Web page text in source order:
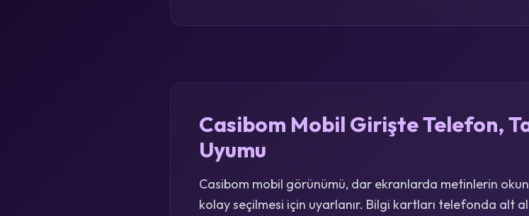
Casibom Mobil Girişte Telefon,
Uyumu
Casibom mobil görünümü, dar ekranlarda metinlerin
kolay seçilmesi için uyarlanır. Bilgi kartları telefonda alt